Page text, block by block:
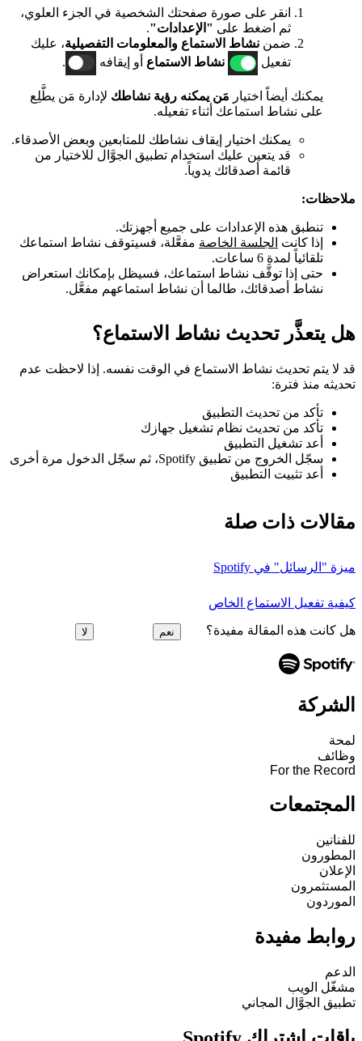
انقر على صورة صفحتك الشخصية في الجزء العلوي،
ثم اضغط على "الإعدادات".
ضمن نشاط الاستماع والمعلومات التفصيلية، عليك
تفعيل
نشاط الاستماع أو إيقافه .
يمكنك أيضاً اختيار مَن يمكنه رؤية نشاطك لإدارة مَن يطَّلِع
على نشاط استماعك أثناء تفعيله.
يمكنك اختيار إيقاف نشاطك للمتابعين وبعض الأصدقاء.
قد يتعين عليك استخدام تطبيق الجوَّال للاختيار من
قائمة أصدقائك يدوياً.
ملاحظات:
تنطبق هذه الإعدادات على جميع أجهزتك.
إذا كانت الجلسة الخاصة مفعَّلة، فسيتوقف نشاط استماعك
تلقائياً لمدة 6 ساعات.
حتى إذا توقَّف نشاط استماعك، فسيظل بإمكانك استعراض
نشاط أصدقائك، طالما أن نشاط استماعهم مفعَّل.
هل يتعذَّر تحديث نشاط الاستماع؟
قد لا يتم تحديث نشاط الاستماع في الوقت نفسه. إذا لاحظت عدم
تحديثه منذ فترة:
تأكد من تحديث التطبيق
تأكد من تحديث نظام تشغيل جهازك
أعد تشغيل التطبيق
سجّل الخروج من تطبيق Spotify، ثم سجّل الدخول مرة أخرى
أعد تثبيت التطبيق
مقالات ذات صلة
ميزة "الرسائل" في Spotify
كيفية تفعيل الاستماع الخاص
هل كانت هذه المقالة مفيدة؟ نعم لا
الشركة
لمحة
وظائف
For the Record
المجتمعات
للفنانين
المطورون
الإعلان
المستثمرون
الموردون
روابط مفيدة
الدعم
مشغّل الويب
تطبيق الجوَّال المجاني